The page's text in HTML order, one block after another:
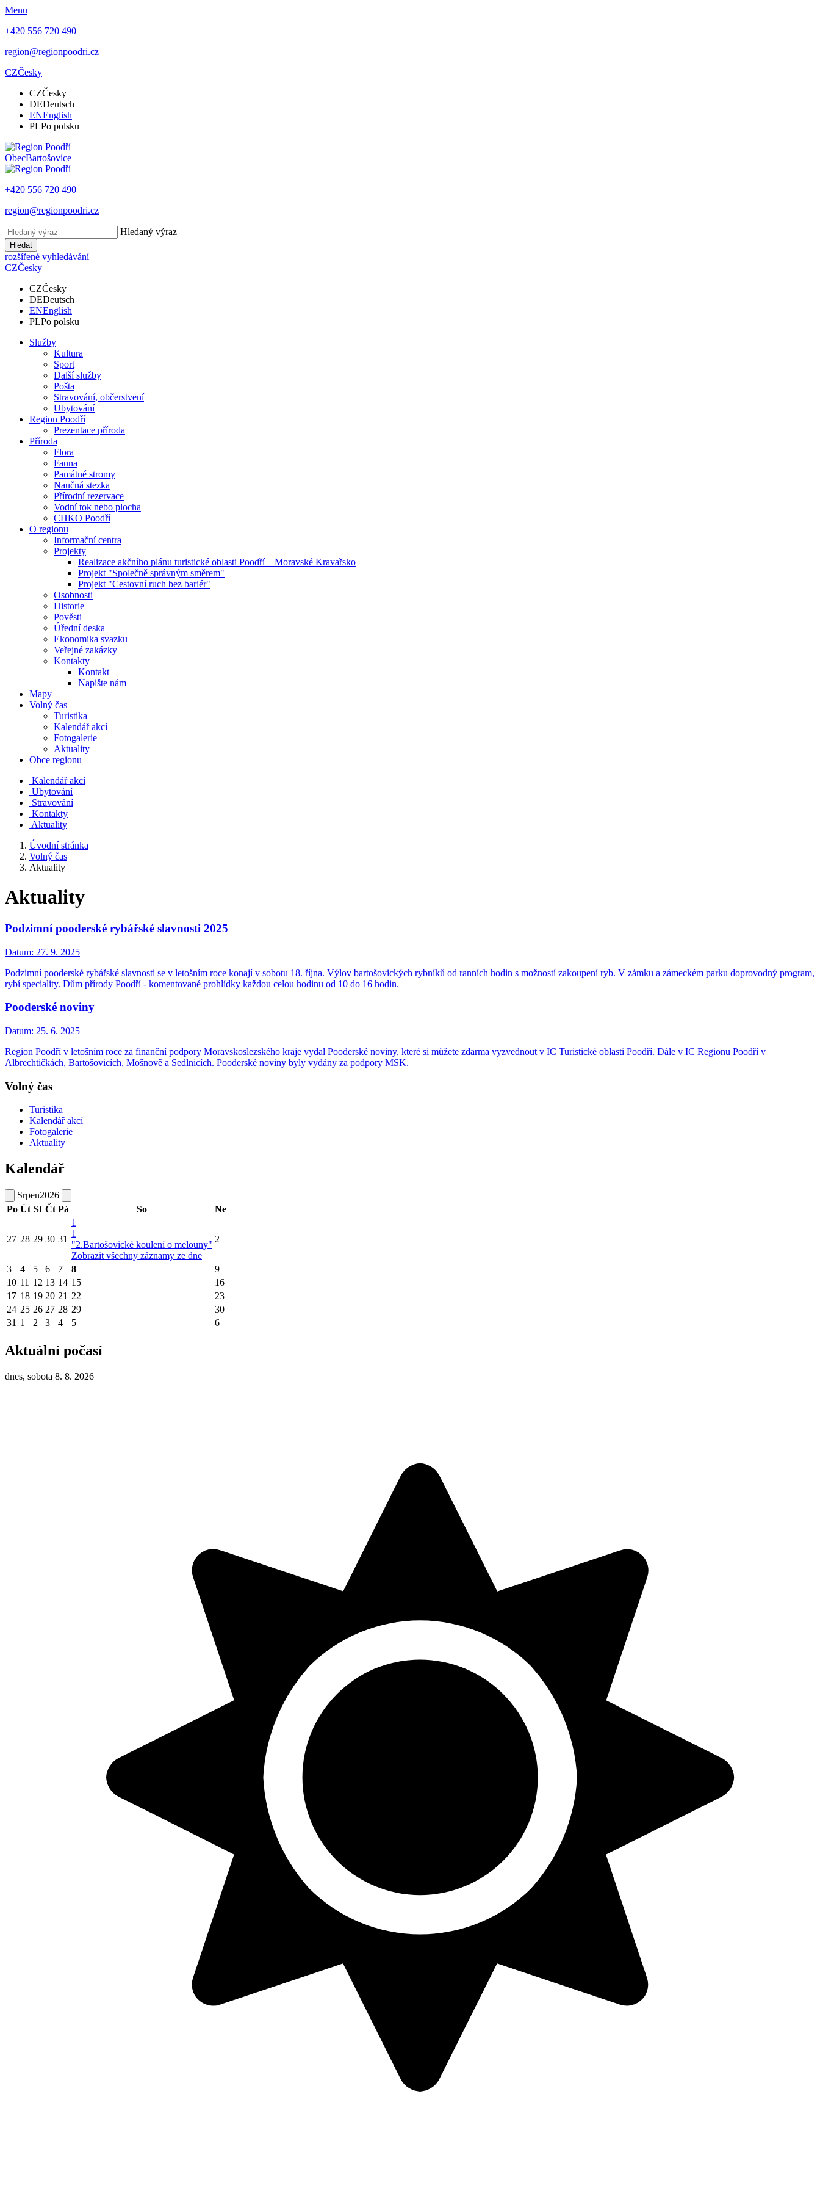
Menu
+420 556 720 490
region@regionpoodri.cz
CZČesky
CZČesky
DEDeutsch
ENEnglish
PLPo polsku
ObecBartošovice
+420 556 720 490
region@regionpoodri.cz
Hledaný výraz
Hledat
rozšířené vyhledávání
CZČesky
CZČesky
DEDeutsch
ENEnglish
PLPo polsku
Služby
Kultura
Sport
Další služby
Pošta
Stravování, občerstvení
Ubytování
Region Poodří
Prezentace příroda
Příroda
Flora
Fauna
Památné stromy
Naučná stezka
Přírodní rezervace
Vodní tok nebo plocha
CHKO Poodří
O regionu
Informační centra
Projekty
Realizace akčního plánu turistické oblasti Poodří – Moravské Kravařsko
Projekt "Společně správným směrem"
Projekt "Cestovní ruch bez bariér"
Osobnosti
Historie
Pověsti
Úřední deska
Ekonomika svazku
Veřejné zakázky
Kontakty
Kontakt
Napište nám
Mapy
Volný čas
Turistika
Kalendář akcí
Fotogalerie
Aktuality
Obce regionu
Kalendář akcí
Ubytování
Stravování
Kontakty
Aktuality
Úvodní stránka
Volný čas
Aktuality
Aktuality
Podzimní pooderské rybářské slavnosti 2025
Datum: 27. 9. 2025
Podzimní pooderské rybářské slavnosti se v letošním roce konají v sobotu 18. října. Výlov bartošovických rybníků od ranních hodin s možností zakoupení ryb. V zámku a zámeckém parku doprovodný program,
rybí speciality. Dům přírody Poodří - komentované prohlídky každou celou hodinu od 10 do 16 hodin.
Pooderské noviny
Datum: 25. 6. 2025
Region Poodří v letošním roce za finanční podpory Moravskoslezského kraje vydal Pooderské noviny, které si můžete zdarma vyzvednout v IC Turistické oblasti Poodří. Dále v IC Regionu Poodří v
Albrechtičkách, Bartošovicích, Mošnově a Sedlnicích. Pooderské noviny byly vydány za podpory MSK.
Volný čas
Turistika
Kalendář akcí
Fotogalerie
Aktuality
Kalendář
Srpen2026
Po Út St Čt Pá So Ne
27 28 29 30 31
1
1
"2.Bartošovické koulení o melouny"
Zobrazit všechny záznamy ze dne
2
3 4 5 6 7 8
9
10 11 12 13 14 15
16
17 18 19 20 21 22
23
24 25 26 27 28 29
30
31 1 2 3 4 5 6
Aktuální počasí
dnes, sobota 8. 8. 2026